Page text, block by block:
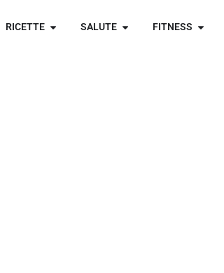
RICETTE SALUTE FITNESS